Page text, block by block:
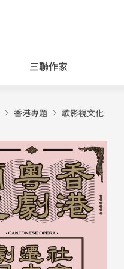
三聯作家
香港專題 歌影視文化